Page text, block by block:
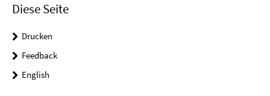
Diese Seite
Drucken
Feedback
English